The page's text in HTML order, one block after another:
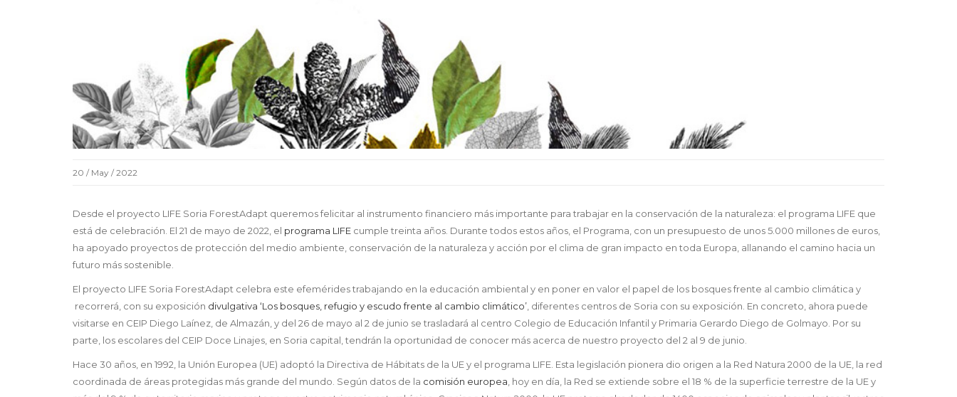
20 / May / 2022
Desde el proyecto LIFE Soria ForestAdapt queremos felicitar al instrumento financiero más importante para trabajar en la conservación de la naturaleza: el programa LIFE que
está de celebración. El 21 de mayo de 2022, el programa LIFE cumple treinta años. Durante todos estos años, el Programa, con un presupuesto de unos 5.000 millones de euros,
ha apoyado proyectos de protección del medio ambiente, conservación de la naturaleza y acción por el clima de gran impacto en toda Europa, allanando el camino hacia un
futuro más sostenible.
El proyecto LIFE Soria ForestAdapt celebra este efemérides trabajando en la educación ambiental y en poner en valor el papel de los bosques frente al cambio climática y
recorrerá, con su exposición divulgativa ‘Los bosques, refugio y escudo frente al cambio climático’ , diferentes centros de Soria con su exposición. En concreto, ahora puede
visitarse en CEIP Diego Laínez, de Almazán, y del 26 de mayo al 2 de junio se trasladará al centro Colegio de Educación Infantil y Primaria Gerardo Diego de Golmayo. Por su
parte, los escolares del CEIP Doce Linajes, en Soria capital, tendrán la oportunidad de conocer más acerca de nuestro proyecto del 2 al 9 de junio.
Hace 30 años, en 1992, la Unión Europea (UE) adoptó la Directiva de Hábitats de la UE y el programa LIFE. Esta legislación pionera dio origen a la Red Natura 2000 de la UE, la red
coordinada de áreas protegidas más grande del mundo. Según datos de la comisión europea , hoy en día, la Red se extiende sobre el 18 % de la superficie terrestre de la UE y